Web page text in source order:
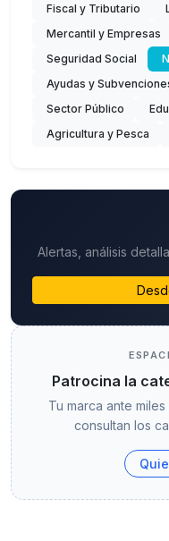
Fiscal y Tributario
Mercantil y Empresas
Seguridad Social
Ayudas y
Sector Público
Agricultura y Pesca
Alertas, análisis
Patrocina la
Tu marca ante
consultan los